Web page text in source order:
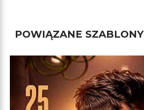
POWIĄZANE SZABLONY